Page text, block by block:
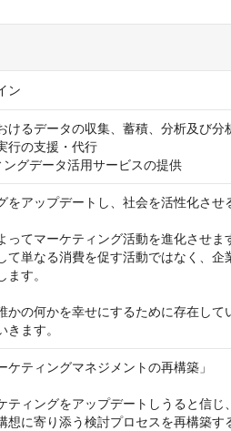
ン
けるデータの収集、蓄積、分析及び
行の支援・代行
をアップデートし、社会を活性化させ
てマーケティング活動を進化させま
て単なる消費を促す活動ではなく、企
す。
かの何かを幸せにするために存在して
ます。
ケティングマネジメントの再構築」
ィングをアップデートしうると信じ、
に寄り添う検討プロセスを再構築す